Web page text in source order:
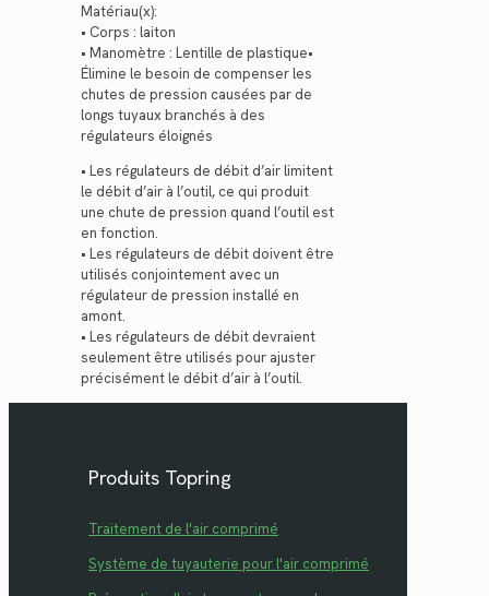
Matériau(x):
• Corps : laiton
• Manomètre : Lentille de plastique•
Élimine le besoin de compenser les
chutes de pression causées par de
longs tuyaux branchés à des
régulateurs éloignés
• Les régulateurs de débit d’air limitent
le débit d’air à l’outil, ce qui produit
une chute de pression quand l’outil est
en fonction.
• Les régulateurs de débit doivent être
utilisés conjointement avec un
régulateur de pression installé en
amont.
• Les régulateurs de débit devraient
seulement être utilisés pour ajuster
précisément le débit d’air à l’outil.
Produits Topring
Traitement de l'air comprimé
Système de tuyauterie pour l'air comprimé